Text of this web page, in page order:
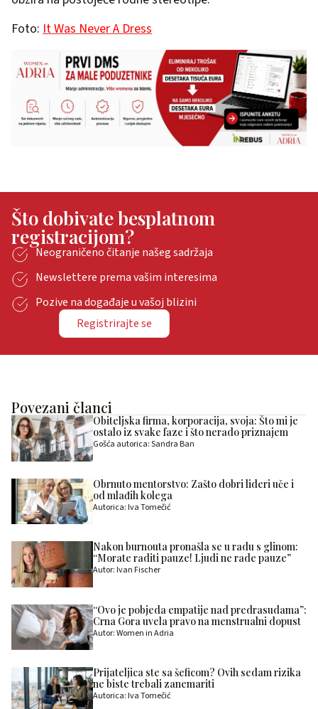
Foto: It Was Never A Dress
Što dobivate besplatnom
registracijom?
Neograničeno čitanje našeg sadržaja
Newslettere prema vašim interesima
Pozive na događaje u vašoj blizini
Registrirajte se
Povezani članci
Obiteljska firma, korporacija, svoja: Što mi je
ostalo iz svake faze i što nerado priznajem
Gošća autorica: Sandra Ban
Obrnuto mentorstvo: Zašto dobri lideri uče i
od mlađih kolega
Autorica: Iva Tomečić
Nakon burnouta pronašla se u radu s glinom:
“Morate raditi pauze! Ljudi ne rade pauze”
Autor: Ivan Fischer
“Ovo je pobjeda empatije nad predrasudama”:
Crna Gora uvela pravo na menstrualni dopust
Autor: Women in Adria
Prijateljica ste sa šeficom? Ovih sedam rizika
ne biste trebali zanemariti
Autorica: Iva Tomečić